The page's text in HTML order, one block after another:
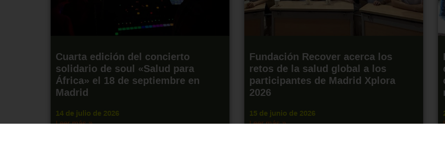
Cuarta edición del concierto
solidario de soul «Salud para
África» el 18 de septiembre en
Madrid
14 de julio de 2026
Leer más »
Fundación Recover acerca los
retos de la salud global a los
participantes de Madrid Xplora
2026
15 de junio de 2026
Leer más »